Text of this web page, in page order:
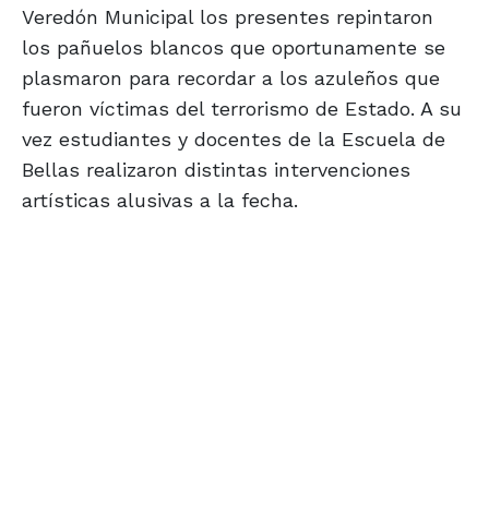
Veredón Municipal los presentes repintaron
los pañuelos blancos que oportunamente se
plasmaron para recordar a los azuleños que
fueron víctimas del terrorismo de Estado. A su
vez estudiantes y docentes de la Escuela de
Bellas realizaron distintas intervenciones
artísticas alusivas a la fecha.